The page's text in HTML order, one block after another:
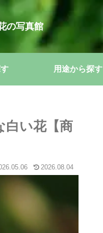
の写真館
用途から探す
白い花【商
2026.08.04